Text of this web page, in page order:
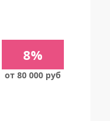
8%
от 80 000 руб